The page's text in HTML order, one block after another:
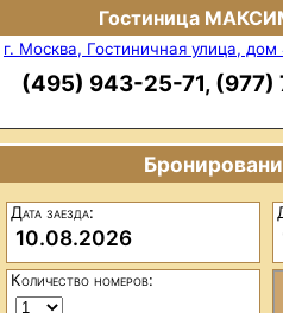
Гостиница
г. Москва, Гостиничная улица, дом
(495) 943-25-71,
Дата заезда:
10.08.2026
Количество номеров: